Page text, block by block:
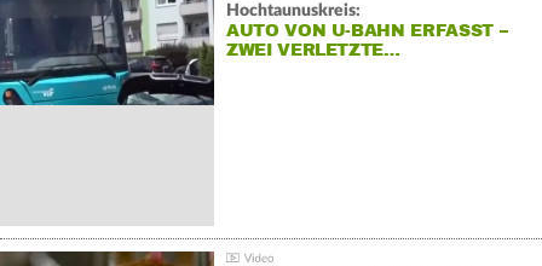
Hochtaunuskreis:
AUTO VON U-BAHN ERFASST –
ZWEI VERLETZTE…